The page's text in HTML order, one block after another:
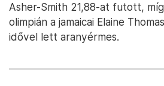
Asher-Smith 21,88-at futott,
olimpián a jamaicai Elaine
idővel lett aranyérmes.